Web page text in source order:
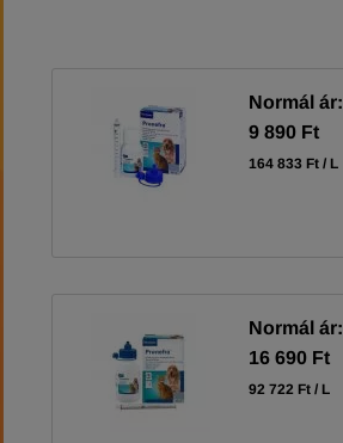
Normál ár:
9 890 Ft
164 833 Ft / L
Normál ár:
16 690 Ft
92 722 Ft / L